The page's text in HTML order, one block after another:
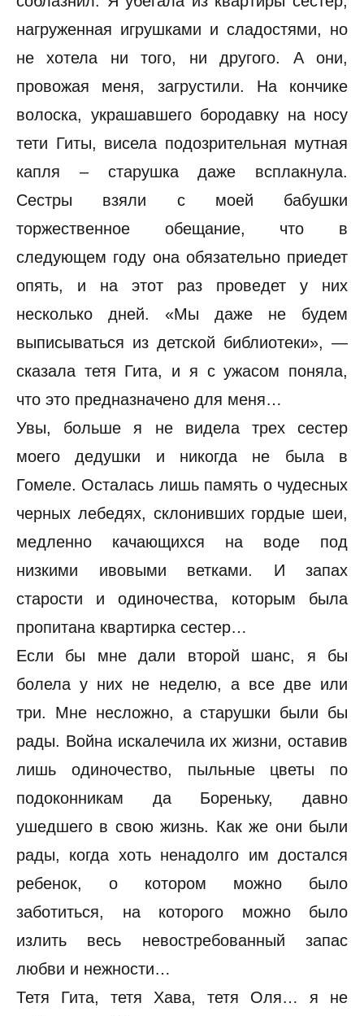
нагруженная игрушками и сладостями, но
не хотела ни того, ни другого. А они,
провожая меня, загрустили. На кончике
волоска, украшавшего бородавку на носу
тети Гиты, висела подозрительная мутная
капля – старушка даже всплакнула.
Сестры взяли с моей бабушки
торжественное обещание, что в
следующем году она обязательно приедет
опять, и на этот раз проведет у них
несколько дней. «Мы даже не будем
выписываться из детской библиотеки», —
сказала тетя Гита, и я с ужасом поняла,
что это предназначено для меня…
Увы, больше я не видела трех сестер
моего дедушки и никогда не была в
Гомеле. Осталась лишь память о чудесных
черных лебедях, склонивших гордые шеи,
медленно качающихся на воде под
низкими ивовыми ветками. И запах
старости и одиночества, которым была
пропитана квартирка сестер…
Если бы мне дали второй шанс, я бы
болела у них не неделю, а все две или
три. Мне несложно, а старушки были бы
рады. Война искалечила их жизни, оставив
лишь одиночество, пыльные цветы по
подоконникам да Бореньку, давно
ушедшего в свою жизнь. Как же они были
рады, когда хоть ненадолго им достался
ребенок, о котором можно было
заботиться, на которого можно было
излить весь невостребованный запас
любви и нежности…
Тетя Гита, тетя Хава, тетя Оля… я не